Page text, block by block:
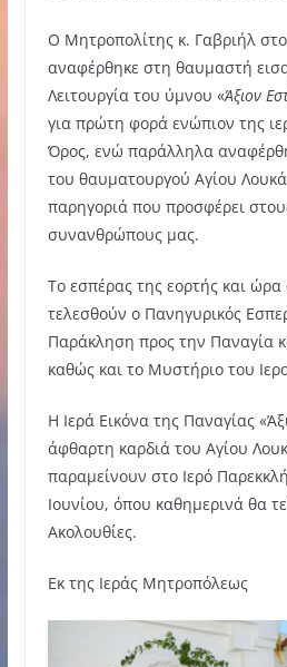
Ο Μητροπολίτης κ. Γαβριήλ
αναφέρθηκε στη θαυμαστή
Λειτουργία του ύμνου «Άξιον
για πρώτη φορά ενώπιον της
Όρος, ενώ παράλληλα
του θαυματουργού Αγίου
παρηγοριά που προσφέρει
συνανθρώπους μας.
Το εσπέρας της εορτής και
τελεσθούν ο Πανηγυρικός
Παράκληση προς την Παναγία
καθώς και το Μυστήριο του
Η Ιερά Εικόνα της Παναγίας
άφθαρτη καρδιά του Αγίου
παραμείνουν στο Ιερό
Ιουνίου, όπου καθημερινά θα
Ακολουθίες.
Εκ της Ιεράς Μητροπόλεως